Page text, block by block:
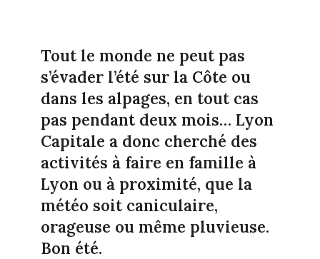
Tout le monde ne peut pas
s’évader l’été sur la Côte ou
dans les alpages, en tout cas
pas pendant deux mois… Lyon
Capitale a donc cherché des
activités à faire en famille à
Lyon ou à proximité, que la
météo soit caniculaire,
orageuse ou même pluvieuse.
Bon été.